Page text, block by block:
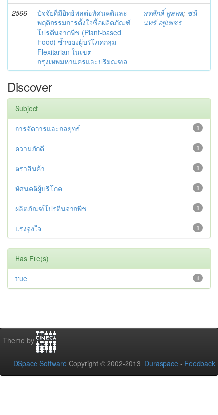
2566
ปัจจัยที่มีอิทธิพลต่อทัศนคติและ
พฤติกรรมการตั้งใจซื้อผลิตภัณฑ์
โปรตีนจากพืช (Plant-based
Food) ซ้ำของผู้บริโภคกลุ่ม
Flexitarian ในเขต
กรุงเทพมหานครและปริมณฑล
พรศักดิ์ พูลพล; ชนิ
นทร์ อยู่เพชร
Discover
Subject
1
การจัดการและกลยุทธ์
1
ความภักดี
1
ตราสินค้า
1
ทัศนคติผู้บริโภค
1
ผลิตภัณฑ์โปรตีนจากพืช
1
แรงจูงใจ
Has File(s)
1
true
Theme by
DSpace Software Copyright © 2002-2013 Duraspace - Feedback